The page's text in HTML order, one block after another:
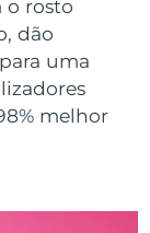
o rosto
dão
uma
melhor
prevista8/8/26